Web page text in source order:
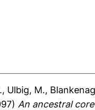
, Ulbig, M.,
An ancestral